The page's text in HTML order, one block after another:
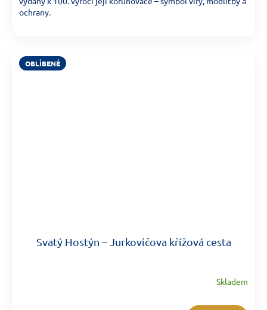
ochrany.
OBLÍBENÉ
Svatý Hostýn – Jurkovičova křížová cesta
Skladem